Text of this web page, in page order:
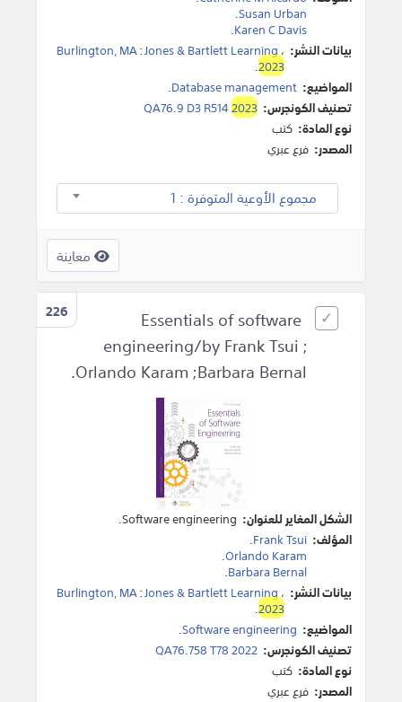
Susan Urban
.
Karen C Davis
.
بيانات النشر:
Burlington, MA:Jones & Bartlett Learning،
2023
.
المواضيع: Database management
.
تصنيف الكونجرس:
QA76.9 D3 R5142023
نوع المادة: كتب
المصدر: فرع عبري
مجموع الأوعية المتوفرة : 1
معاينة
226
Essentials of software
engineering/by Frank Tsui ;
Orlando Karam ;Barbara Bernal.
الشكل المغاير للعنوان: Software engineering.
المؤلف: Frank Tsui
.
Orlando Karam
.
Barbara Bernal
.
بيانات النشر:
Burlington, MA:Jones & Bartlett Learning،
2023
.
المواضيع: Software engineering
.
تصنيف الكونجرس: QA76.758 T78 2022
نوع المادة: كتب
المصدر: فرع عبري